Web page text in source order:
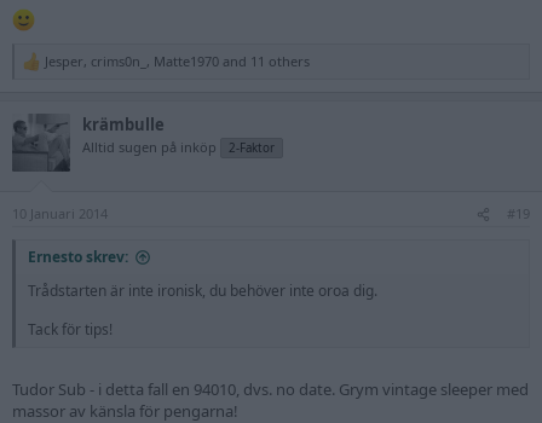
R
c
i
o
s
Jesper, crims0n_ , Matte1970 and 11 others
krämbulle
Alltid sugen på inköp 2-Faktor
10 Januari 2014 #19
Ernesto skrev:
Trådstarten är inte ironisk, du behöver inte oroa dig.
Tack för tips!
Tudor Sub - i detta fall en 94010, dvs. no date. Grym vintage sleeper med
massor av känsla för pengarna!